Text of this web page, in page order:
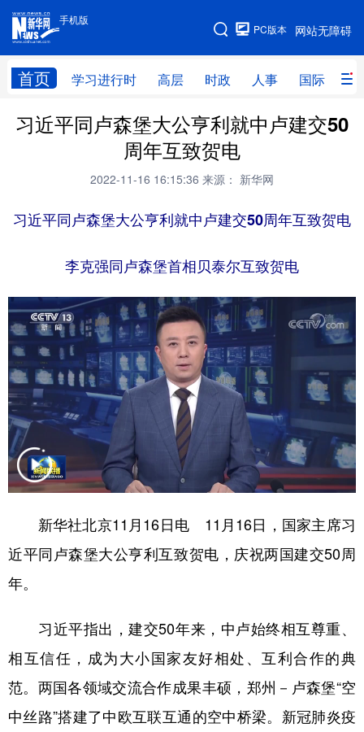
手机版
网站无障碍
PC版本
首页 学习进行时 高层 时政 人事 国际 财
手机版
网站地图
学习进行时 高层 时政 人事
财经 网评
全球连线
科技 科创 量子 体育
书画 健康
访谈 视频 图片 政务
法律 中央文件 金融 汽车
食品 人居 信息化 数字经济
学术中国 乡村振兴 银龄 溯源中国
城市 旅游 能源 会展
彩票 娱乐 时尚 悦读
公益 一带一路 亚太网 上市公司
文化产业
地方频道
北京 天津 河北 山西
辽宁 吉林 上海 江苏
浙江 安徽 福建 江西
习近平同卢森堡大公亨利就中卢建交50
周年互致贺电
2022-11-16 16:15:36 来源： 新华网
习近平同卢森堡大公亨利就中卢建交50周年互致贺电
李克强同卢森堡首相贝泰尔互致贺电
新华社北京11月16日电 11月16日，国家主席习
近平同卢森堡大公亨利互致贺电，庆祝两国建交50周
年。
习近平指出，建交50年来，中卢始终相互尊重、
相互信任，成为大小国家友好相处、互利合作的典
范。两国各领域交流合作成果丰硕，郑州－卢森堡“空
中丝路”搭建了中欧互联互通的空中桥梁。新冠肺炎疫